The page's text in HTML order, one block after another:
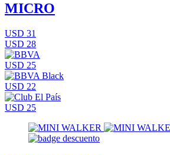
MICRO
USD 31
USD 28
USD 25
USD 22
USD 25